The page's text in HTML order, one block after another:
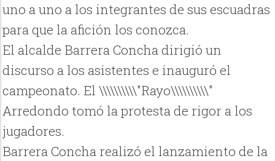
uno a uno a los integrantes de sus escuadras
para que la afición los conozca.
El alcalde Barrera Concha dirigió un
discurso a los asistentes e inauguró el
campeonato. El \\\\\\\\\\"Rayo\\\\\\\\\\"
Arredondo tomó la protesta de rigor a los
jugadores.
Barrera Concha realizó el lanzamiento de la